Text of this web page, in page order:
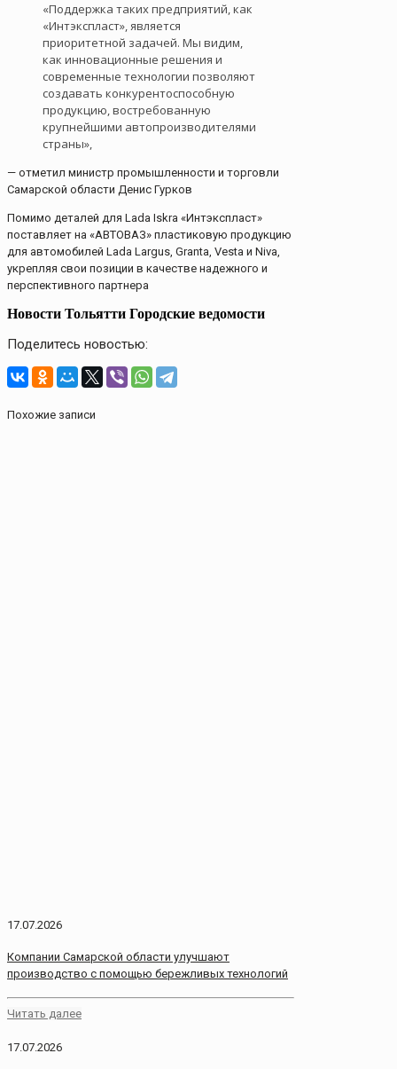
«Поддержка таких предприятий, как
«Интэкспласт», является
приоритетной задачей. Мы видим,
как инновационные решения и
современные технологии позволяют
создавать конкурентоспособную
продукцию, востребованную
крупнейшими автопроизводителями
страны»,
— отметил министр промышленности и торговли
Самарской области Денис Гурков
Помимо деталей для Lada Iskra «Интэкспласт»
поставляет на «АВТОВАЗ» пластиковую продукцию
для автомобилей Lada Largus, Granta, Vesta и Niva,
укрепляя свои позиции в качестве надежного и
перспективного партнера
Новости Тольятти Городские ведомости
Поделитесь новостью:
Похожие записи
17.07.2026
Компании Самарской области улучшают
производство с помощью бережливых технологий
Читать далее
17.07.2026